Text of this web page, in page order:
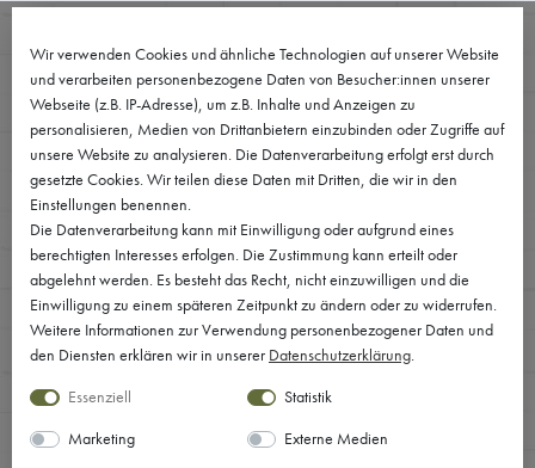
0
Wir verwenden Cookies und ähnliche Technologien auf unserer Website
und verarbeiten personenbezogene Daten von Besucher:innen unserer
Webseite (z.B. IP-Adresse), um z.B. Inhalte und Anzeigen zu
personalisieren, Medien von Drittanbietern einzubinden oder Zugriffe auf
unsere Website zu analysieren. Die Datenverarbeitung erfolgt erst durch
gesetzte Cookies. Wir teilen diese Daten mit Dritten, die wir in den
Einstellungen benennen.
Die Datenverarbeitung kann mit Einwilligung oder aufgrund eines
berechtigten Interesses erfolgen. Die Zustimmung kann erteilt oder
abgelehnt werden. Es besteht das Recht, nicht einzuwilligen und die
Einwilligung zu einem späteren Zeitpunkt zu ändern oder zu widerrufen.
Weitere Informationen zur Verwendung personenbezogener Daten und
den Diensten erklären wir in unserer Daten­schutz­erklärung.
Essenziell
Statistik
Marketing
Externe Medien